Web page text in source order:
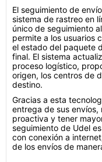
El seguimiento de
sistema de rastreo en
único de seguimiento
permite a los usuarios
el estado del paquete
final. El sistema
proceso logístico,
origen, los centros de
destino.
Gracias a esta
entrega de sus envíos,
proactiva y tener
seguimiento de Udel
con conexión a
de los envíos de